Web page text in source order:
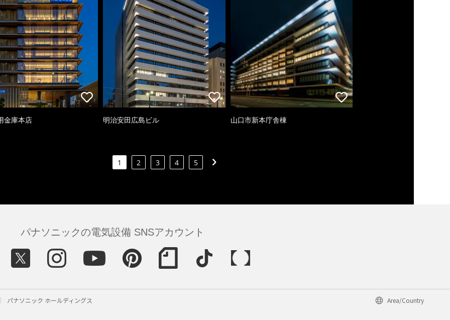
金庫本店 明治安田広島ビル 山口市新本庁舎棟
1 2 3 4 5
パナソニックの電気設備 SNSアカウント
パナソニック ホールディングス Area/Country